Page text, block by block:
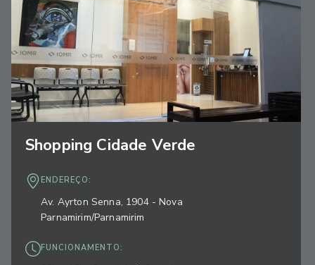
Shopping Cidade Verde
ENDEREÇO:
Av. Ayrton Senna, 1904 - Nova
Parnamirim/Parnamirim
FUNCIONAMENTO: